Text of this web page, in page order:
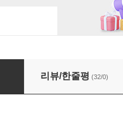
리뷰/한줄평 (32/0)